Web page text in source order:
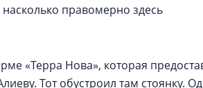
насколько правомерно здесь
«Терра Нова», которая
Тот обустроил там стоянку.